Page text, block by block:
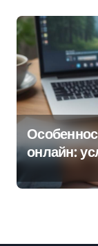
онлайн:
ставки и